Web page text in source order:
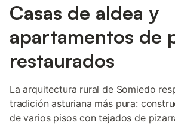
Casas de aldea y
apartamentos de
restaurados
La arquitectura rural de Somiedo
tradición asturiana más pura:
de varios pisos con tejados de